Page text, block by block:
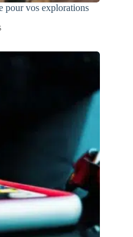
pour vos explorations